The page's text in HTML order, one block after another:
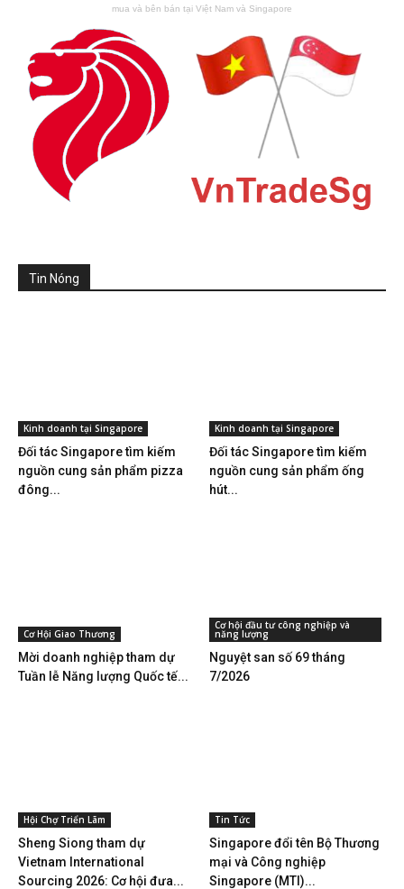
mua và bên bán tại Việt Nam và Singapore
Tin Nóng
Kinh doanh tại Singapore
Đối tác Singapore tìm kiếm
nguồn cung sản phẩm pizza
đông...
Kinh doanh tại Singapore
Đối tác Singapore tìm kiếm
nguồn cung sản phẩm ống
hút...
Cơ Hội Giao Thương
Mời doanh nghiệp tham dự
Tuần lễ Năng lượng Quốc tế...
Cơ hội đầu tư công nghiệp và
năng lượng
Nguyệt san số 69 tháng
7/2026
Hội Chợ Triển Lãm
Sheng Siong tham dự
Vietnam International
Sourcing 2026: Cơ hội đưa...
Tin Tức
Singapore đổi tên Bộ Thương
mại và Công nghiệp
Singapore (MTI)...